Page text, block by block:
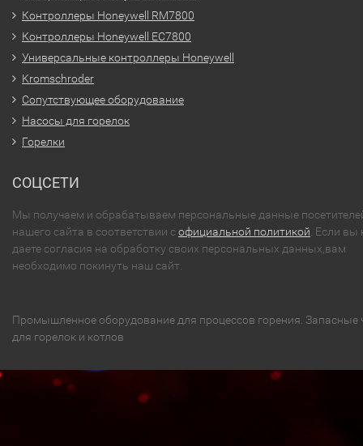
Контроллеры Honeywell RM7800
Контроллеры Honeywell EC7800
Универсальные контроллеры Honeywell
Kromschroder
Сопутствующее оборудование
Насосы для горелок
Горелки
СОЦСЕТИ
Мы получаем и обрабатываем персональные данные
нашего сайта в соответствии софициальной политикой. Если вы
даете согласия на обработку своих персональных данных,вам
необходимо покинуть наш сайт.
Промышленное оборудование для процессов горения. Запасные
для горелок и котлов